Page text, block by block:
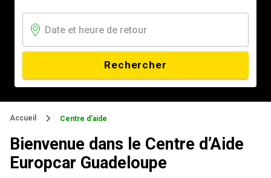
Rechercher
Accueil Centre d'aide
Bienvenue dans le Centre d’Aide
Europcar Guadeloupe